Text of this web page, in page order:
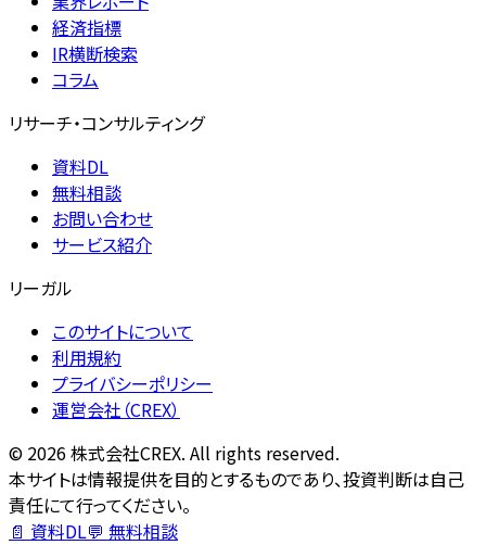
経済指標
IR横断検索
コラム
リサーチ・コンサルティング
資料DL
無料相談
お問い合わせ
サービス紹介
リーガル
このサイトについて
利用規約
プライバシーポリシー
運営会社（CREX）
© 2026株式会社CREX. All rights reserved.
本サイトは情報提供を目的とするものであり、投資判断は自己
責任にて行ってください。
📄 資料DL💬 無料相談